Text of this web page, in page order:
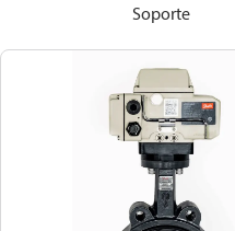
Soporte